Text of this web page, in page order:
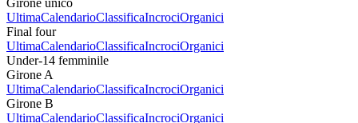
UltimaCalendarioClassificaIncrociOrganici
Final four
UltimaCalendarioClassificaIncrociOrganici
Under-14 femminile
Girone A
UltimaCalendarioClassificaIncrociOrganici
Girone B
UltimaCalendarioClassificaIncrociOrganici